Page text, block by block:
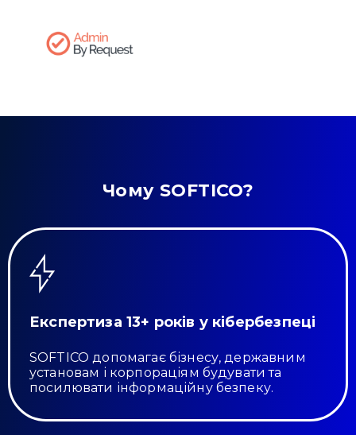
Чому SOFTICO?
Експертиза 13+ років у кібербезпеці
SOFTICO допомагає бізнесу, державним
установам і корпораціям будувати та
посилювати інформаційну безпеку.
Ми зазвичай відповідаємо дуже швидко